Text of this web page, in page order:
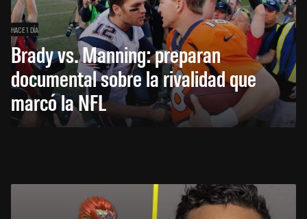
HACE 1 DÍA
Brady vs. Manning: preparan
documental sobre la rivalidad que
marcó la NFL